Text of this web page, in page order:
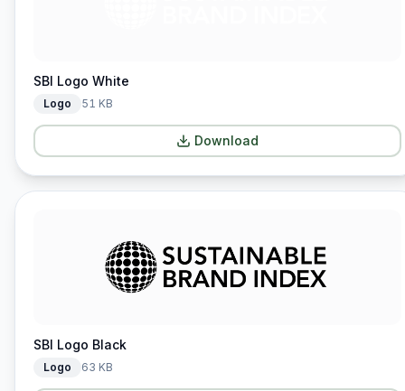
SBI Logo White
Logo 51 KB
Download
SBI Logo Black
Logo 63 KB